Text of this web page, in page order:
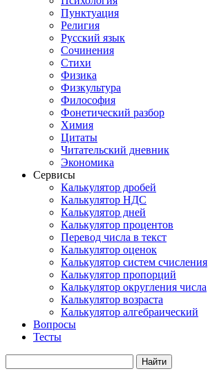
Пунктуация
Религия
Русский язык
Сочинения
Стихи
Физика
Физкультура
Философия
Фонетический разбор
Химия
Цитаты
Читательский дневник
Экономика
Сервисы
Калькулятор дробей
Калькулятор НДС
Калькулятор дней
Калькулятор процентов
Перевод числа в текст
Калькулятор оценок
Калькулятор систем счисления
Калькулятор пропорций
Калькулятор округления числа
Калькулятор возраста
Калькулятор алгебраический
Вопросы
Тесты
Найти